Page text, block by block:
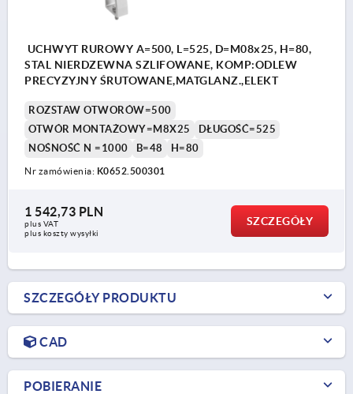
UCHWYT RUROWY A=500, L=525, D=M08x25, H=80,
STAL NIERDZEWNA SZLIFOWANE, KOMP:ODLEW
PRECYZYJNY ŚRUTOWANE,MATGLANZ.,ELEKT
ROZSTAW OTWORÓW=500
OTWÓR MONTAŻOWY=M8X25
DŁUGOŚĆ=525
NOŚNOŚĆ N =1000
B=48 H=80
Nr zamówienia: K0652.500301
1 542,73 PLN
plus VAT
plus koszty wysyłki
SZCZEGÓŁY
SZCZEGÓŁY PRODUKTU
CAD
POBIERANIE